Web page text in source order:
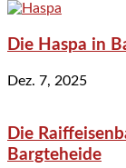
Die Haspa in
Dez. 7, 2025
Die
Bargteheide